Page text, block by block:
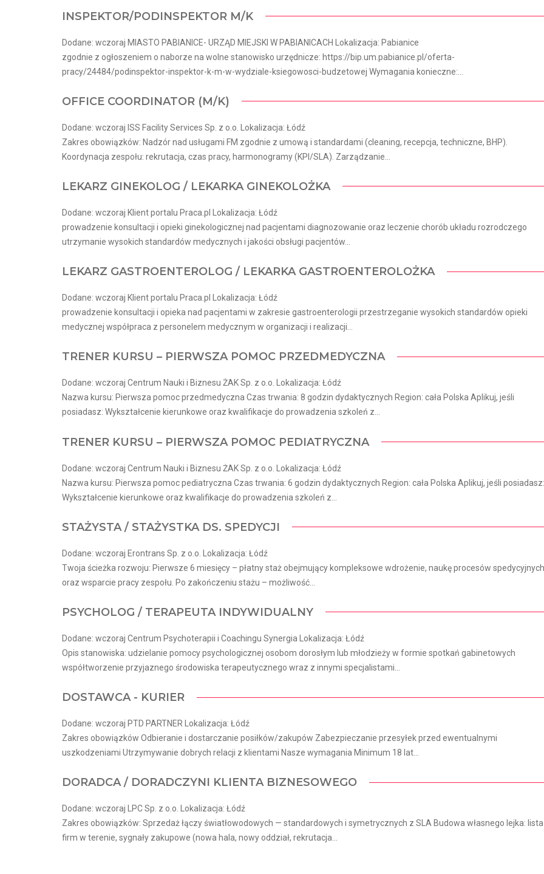
INSPEKTOR/PODINSPEKTOR M/K
Dodane: wczoraj MIASTO PABIANICE- URZĄD MIEJSKI W PABIANICACH Lokalizacja: Pabianice
zgodnie z ogłoszeniem o naborze na wolne stanowisko urzędnicze: https://bip.um.pabianice.pl/oferta-
pracy/24484/podinspektor-inspektor-k-m-w-wydziale-ksiegowosci-budzetowej Wymagania konieczne:...
OFFICE COORDINATOR (M/K)
Dodane: wczoraj ISS Facility Services Sp. z o.o. Lokalizacja: Łódź
Zakres obowiązków: Nadzór nad usługami FM zgodnie z umową i standardami (cleaning, recepcja, techniczne, BHP).
Koordynacja zespołu: rekrutacja, czas pracy, harmonogramy (KPI/SLA). Zarządzanie...
LEKARZ GINEKOLOG / LEKARKA GINEKOLOŻKA
Dodane: wczoraj Klient portalu Praca.pl Lokalizacja: Łódź
prowadzenie konsultacji i opieki ginekologicznej nad pacjentami diagnozowanie oraz leczenie chorób układu rozrodczego
utrzymanie wysokich standardów medycznych i jakości obsługi pacjentów...
LEKARZ GASTROENTEROLOG / LEKARKA GASTROENTEROLOŻKA
Dodane: wczoraj Klient portalu Praca.pl Lokalizacja: Łódź
prowadzenie konsultacji i opieka nad pacjentami w zakresie gastroenterologii przestrzeganie wysokich standardów opieki
medycznej współpraca z personelem medycznym w organizacji i realizacji...
TRENER KURSU – PIERWSZA POMOC PRZEDMEDYCZNA
Dodane: wczoraj Centrum Nauki i Biznesu ŻAK Sp. z o.o. Lokalizacja: Łódź
Nazwa kursu: Pierwsza pomoc przedmedyczna Czas trwania: 8 godzin dydaktycznych Region: cała Polska Aplikuj, jeśli
posiadasz: Wykształcenie kierunkowe oraz kwalifikacje do prowadzenia szkoleń z...
TRENER KURSU – PIERWSZA POMOC PEDIATRYCZNA
Dodane: wczoraj Centrum Nauki i Biznesu ŻAK Sp. z o.o. Lokalizacja: Łódź
Nazwa kursu: Pierwsza pomoc pediatryczna Czas trwania: 6 godzin dydaktycznych Region: cała Polska Aplikuj, jeśli posiadasz:
Wykształcenie kierunkowe oraz kwalifikacje do prowadzenia szkoleń z...
STAŻYSTA / STAŻYSTKA DS. SPEDYCJI
Dodane: wczoraj Erontrans Sp. z o.o. Lokalizacja: Łódź
Twoja ścieżka rozwoju: Pierwsze 6 miesięcy – płatny staż obejmujący kompleksowe wdrożenie, naukę procesów spedycyjnych
oraz wsparcie pracy zespołu. Po zakończeniu stażu – możliwość...
PSYCHOLOG / TERAPEUTA INDYWIDUALNY
Dodane: wczoraj Centrum Psychoterapii i Coachingu Synergia Lokalizacja: Łódź
Opis stanowiska: udzielanie pomocy psychologicznej osobom dorosłym lub młodzieży w formie spotkań gabinetowych
współtworzenie przyjaznego środowiska terapeutycznego wraz z innymi specjalistami...
DOSTAWCA - KURIER
Dodane: wczoraj PTD PARTNER Lokalizacja: Łódź
Zakres obowiązków Odbieranie i dostarczanie posiłków/zakupów Zabezpieczanie przesyłek przed ewentualnymi
uszkodzeniami Utrzymywanie dobrych relacji z klientami Nasze wymagania Minimum 18 lat...
DORADCA / DORADCZYNI KLIENTA BIZNESOWEGO
Dodane: wczoraj LPC Sp. z o.o. Lokalizacja: Łódź
Zakres obowiązków: Sprzedaż łączy światłowodowych — standardowych i symetrycznych z SLA Budowa własnego lejka: lista
firm w terenie, sygnały zakupowe (nowa hala, nowy oddział, rekrutacja...